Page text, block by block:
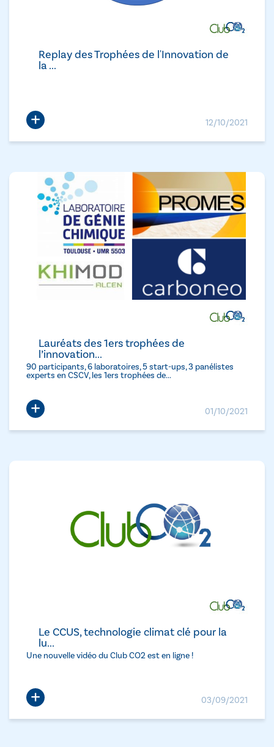
Replay des Trophées de l'Innovation de
la ...
+ 12/10/2021
Lauréats des 1ers trophées de
l’innovation...
90 participants, 6 laboratoires, 5 start-ups, 3 panélistes
experts en CSCV, les 1ers trophées de...
+ 01/10/2021
Le CCUS, technologie climat clé pour la
lu...
Une nouvelle vidéo du Club CO2 est en ligne !
+ 03/09/2021